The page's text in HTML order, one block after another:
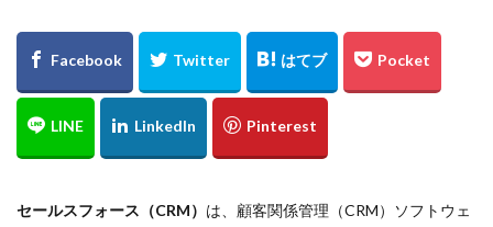
セールスフォース（CRM） は、顧客関係管理（CRM）ソフトウェ